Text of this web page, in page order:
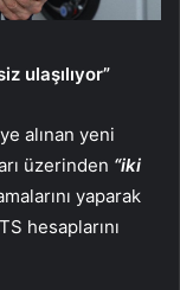
ulaşılıyor”
alınan yeni
üzerinden “iki
yaparak
hesaplarını